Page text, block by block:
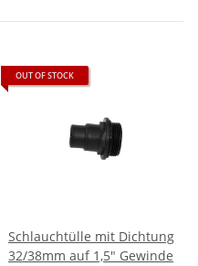
OUT OF STOCK
Schlauchtülle mit Dichtung
32/38mm auf 1,5" Gewinde